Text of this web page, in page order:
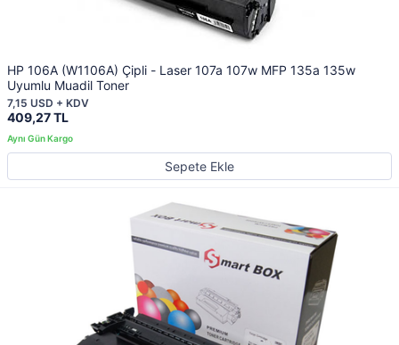
HP 106A (W1106A) Çipli - Laser 107a 107w MFP 135a 135w
Uyumlu Muadil Toner
409,27 TL
7,15 USD + KDV
Sepete Ekle